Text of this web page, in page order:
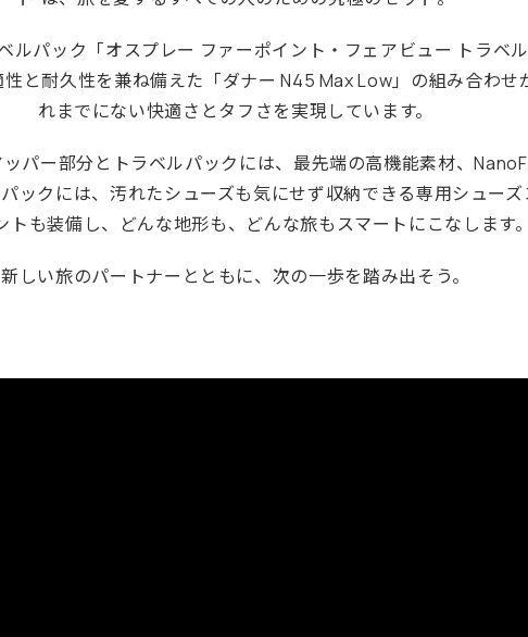
ルパック「オスプレー ファーポイント・フェアビュー トラベ
性と耐久性を兼ね備えた「ダナー N45 Max Low」の組み合わせ
れまでにない快適さとタフさを実現しています。
ッパー部分とトラベルパックには、最先端の高機能素材、
ックには、汚れたシューズも気にせず収納できる専用シュー
トも装備し、どんな地形も、どんな旅もスマートにこなします。
新しい旅のパートナーとともに、次の一歩を踏み出そう。